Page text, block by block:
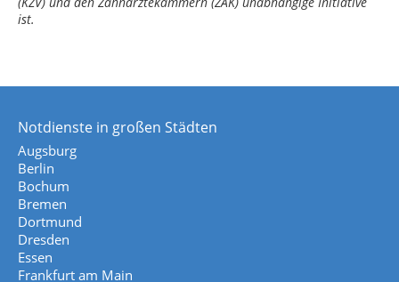
ist.
Notdienste in großen Städten
Augsburg
Berlin
Bochum
Bremen
Dortmund
Dresden
Essen
Frankfurt am Main